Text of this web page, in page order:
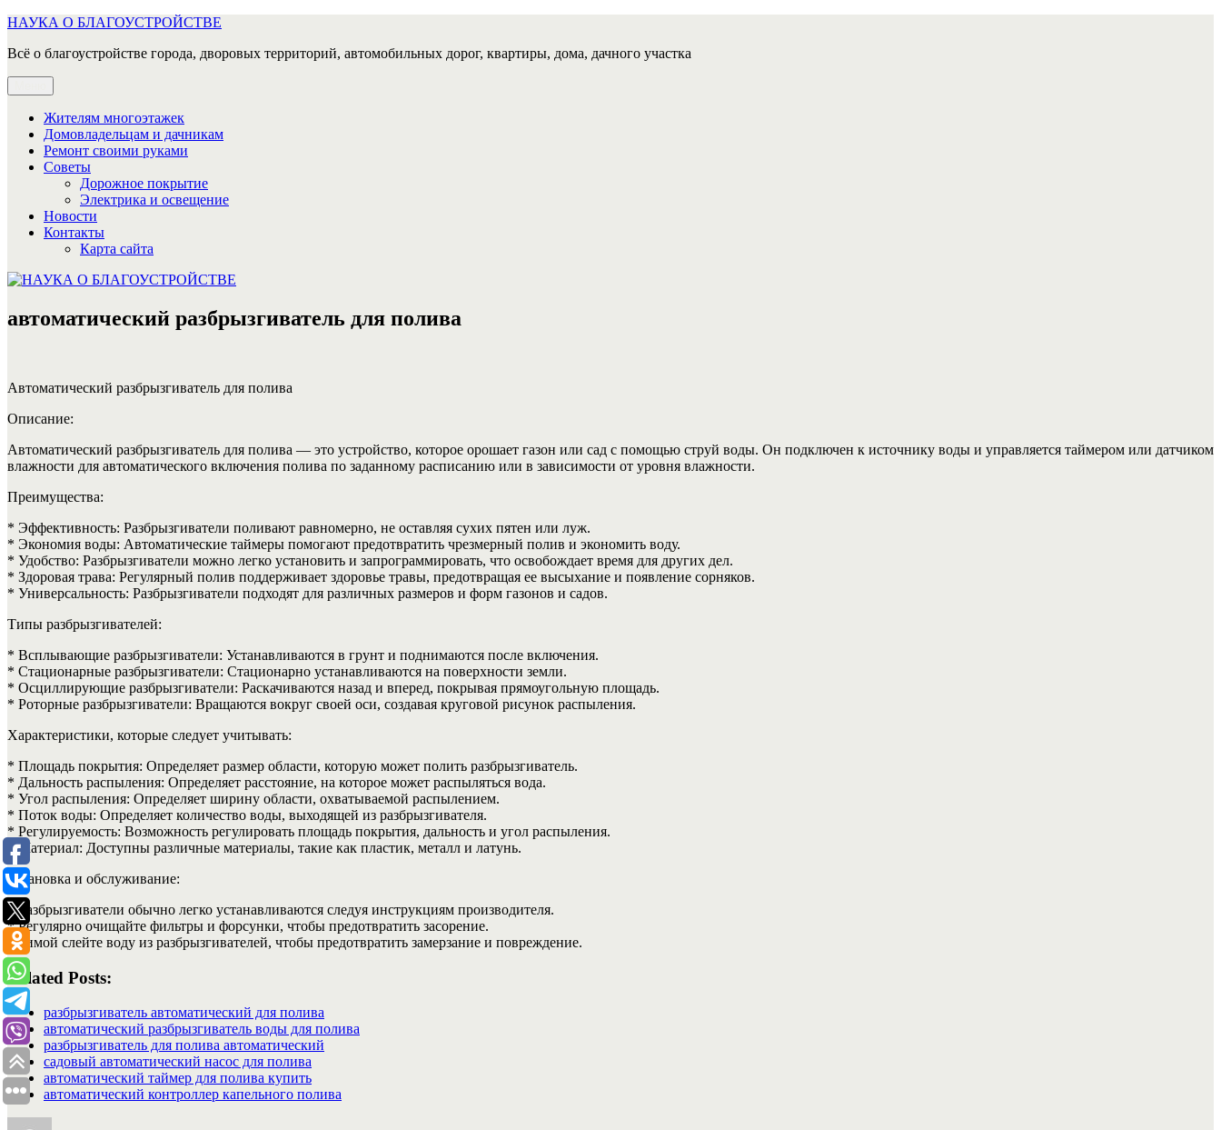
Перейти
содержимому
НАУКА О БЛАГОУСТРОЙСТВЕ
Всё о благоустройстве города, дворовых территорий, автомобильных дорог, квартиры, дома, дачного участка
Жителям многоэтажек
Домовладельцам и дачникам
Ремонт своими руками
Советы
Дорожное покрытие
Электрика и освещение
Новости
Контакты
Карта сайта
автоматический разбрызгиватель для полива
Автоматический разбрызгиватель для полива
Описание:
Автоматический разбрызгиватель для полива — это устройство, которое орошает газон или сад с помощью струй воды. Он подключен к источнику воды и управляется таймером или датчиком
влажности для автоматического включения полива по заданному расписанию или в зависимости от уровня влажности.
Преимущества:
* Эффективность: Разбрызгиватели поливают равномерно, не оставляя сухих пятен или луж.
* Экономия воды: Автоматические таймеры помогают предотвратить чрезмерный полив и экономить воду.
* Удобство: Разбрызгиватели можно легко установить и запрограммировать, что освобождает время для других дел.
* Здоровая трава: Регулярный полив поддерживает здоровье травы, предотвращая ее высыхание и появление сорняков.
* Универсальность: Разбрызгиватели подходят для различных размеров и форм газонов и садов.
Типы разбрызгивателей:
* Всплывающие разбрызгиватели: Устанавливаются в грунт и поднимаются после включения.
* Стационарные разбрызгиватели: Стационарно устанавливаются на поверхности земли.
* Осциллирующие разбрызгиватели: Раскачиваются назад и вперед, покрывая прямоугольную площадь.
* Роторные разбрызгиватели: Вращаются вокруг своей оси, создавая круговой рисунок распыления.
Характеристики, которые следует учитывать:
* Площадь покрытия: Определяет размер области, которую может полить разбрызгиватель.
* Дальность распыления: Определяет расстояние, на которое может распыляться вода.
* Угол распыления: Определяет ширину области, охватываемой распылением.
* Поток воды: Определяет количество воды, выходящей из разбрызгивателя.
* Регулируемость: Возможность регулировать площадь покрытия, дальность и угол распыления.
* Материал: Доступны различные материалы, такие как пластик, металл и латунь.
Установка и обслуживание:
* Разбрызгиватели обычно легко устанавливаются следуя инструкциям производителя.
* Регулярно очищайте фильтры и форсунки, чтобы предотвратить засорение.
* Зимой слейте воду из разбрызгивателей, чтобы предотвратить замерзание и повреждение.
Related Posts:
разбрызгиватель автоматический для полива
автоматический разбрызгиватель воды для полива
разбрызгиватель для полива автоматический
садовый автоматический насос для полива
автоматический таймер для полива купить
автоматический контроллер капельного полива